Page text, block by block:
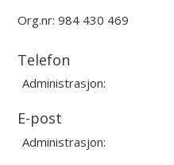
Org.nr: 984 430 469
Telefon
Administrasjon:
E-post
Administrasjon: